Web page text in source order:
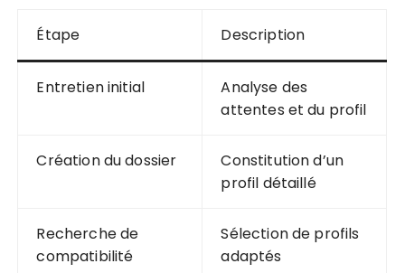
Étape Description
Entretien initial
Analyse des
attentes et du profil
Création du dossier
Constitution d’un
profil détaillé
Recherche de
compatibilité
Sélection de profils
adaptés